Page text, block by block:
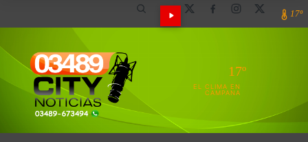
17º
17º
EL CLIMA EN
CAMPANA